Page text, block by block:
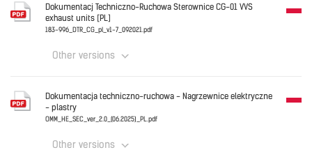
HUMID_ROOM_PL.pdf
Download
Dokumentacj Techniczno-Ruchowa Sterownice CG-01 VVS
exhaust units [PL]
183-996_DTR_CG_pl_v1-7_092021.pdf
Other versions
183-996_DTR_CG_pl_v1-7_092021.pdf
Download
Dokumentacja techniczno-ruchowa - Nagrzewnice elektryczne
- plastry
OMM_HE_SEC_ver_2.0_(06.2025)_PL.pdf
Other versions